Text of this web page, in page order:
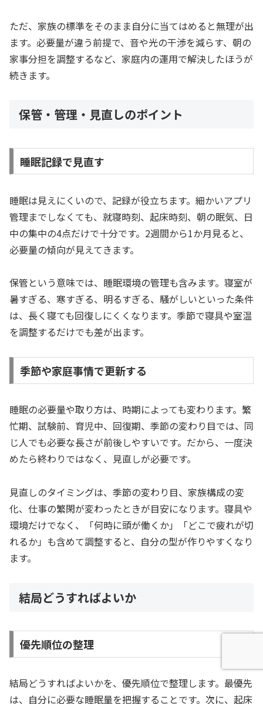
ただ、家族の標準をそのまま自分に当てはめると無理が出
ます。必要量が違う前提で、音や光の干渉を減らす、朝の
家事分担を調整するなど、家庭内の運用で解決したほうが
続きます。
保管・管理・見直しのポイント
睡眠記録で見直す
睡眠は見えにくいので、記録が役立ちます。細かいアプリ
管理までしなくても、就寝時刻、起床時刻、朝の眠気、日
中の集中の4点だけで十分です。2週間から1か月見ると、
必要量の傾向が見えてきます。
保管という意味では、睡眠環境の管理も含みます。寝室が
暑すぎる、寒すぎる、明るすぎる、騒がしいといった条件
は、長く寝ても回復しにくくなります。季節で寝具や室温
を調整するだけでも差が出ます。
季節や家庭事情で更新する
睡眠の必要量や取り方は、時期によっても変わります。繁
忙期、試験前、育児中、回復期、季節の変わり目では、同
じ人でも必要な長さが前後しやすいです。だから、一度決
めたら終わりではなく、見直しが必要です。
見直しのタイミングは、季節の変わり目、家族構成の変
化、仕事の繁閑が変わったときが目安になります。寝具や
環境だけでなく、「何時に頭が働くか」「どこで疲れが切
れるか」も含めて調整すると、自分の型が作りやすくなり
ます。
結局どうすればよいか
優先順位の整理
結局どうすればよいかを、優先順位で整理します。最優先
は、自分に必要な睡眠量を把握することです。次に、起床